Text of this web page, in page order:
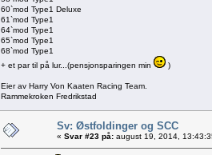
60`mod Type1 Deluxe
61`mod Type1
64`mod Type1
65`mod Type1
68`mod Type1
+ et par til på lur...(pensjonsparingen min
)
Eier av Harry Von Kaaten Racing Team.
Rammekroken Fredrikstad
Sv: Østfoldinger og SCC
« Svar #23 på: august 19, 2014,